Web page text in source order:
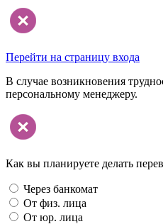
Перейти на страницу входа
В случае возникновения
персональному менеджеру.
Как вы планируете делать
Через банкомат
От физ. лица
От юр. лица